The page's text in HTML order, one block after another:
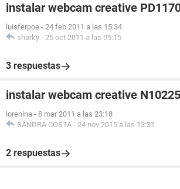
instalar webcam creative
luisferpoe - 24 feb 2011 a las 15:34
sharky - 25 oct 2011 a las 05:15
3 respuestas
instalar webcam creative
lorenina - 8 mar 2011 a las 23:18
SANDRA COSTA - 24 nov 2015 a las 13:31
2 respuestas